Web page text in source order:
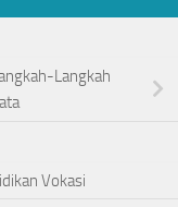
Langkah
Vokasi